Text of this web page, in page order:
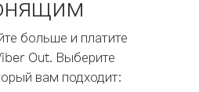
больше и платите
Out. Выберите
вам подходит: